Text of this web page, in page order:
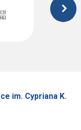
im. Cypriana K.